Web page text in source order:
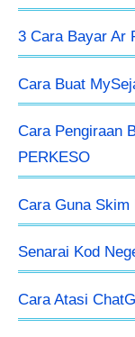
3 Cara Bayar Ar
Cara Buat
Cara Pengiraan
PERKESO
Cara Guna Skim
Senarai Kod
Cara Atasi